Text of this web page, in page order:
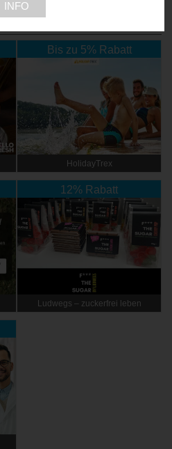
Bis zu 5% Rabatt
HolidayTrex
12% Rabatt
Ludwegs – zuckerfrei leben
INFO